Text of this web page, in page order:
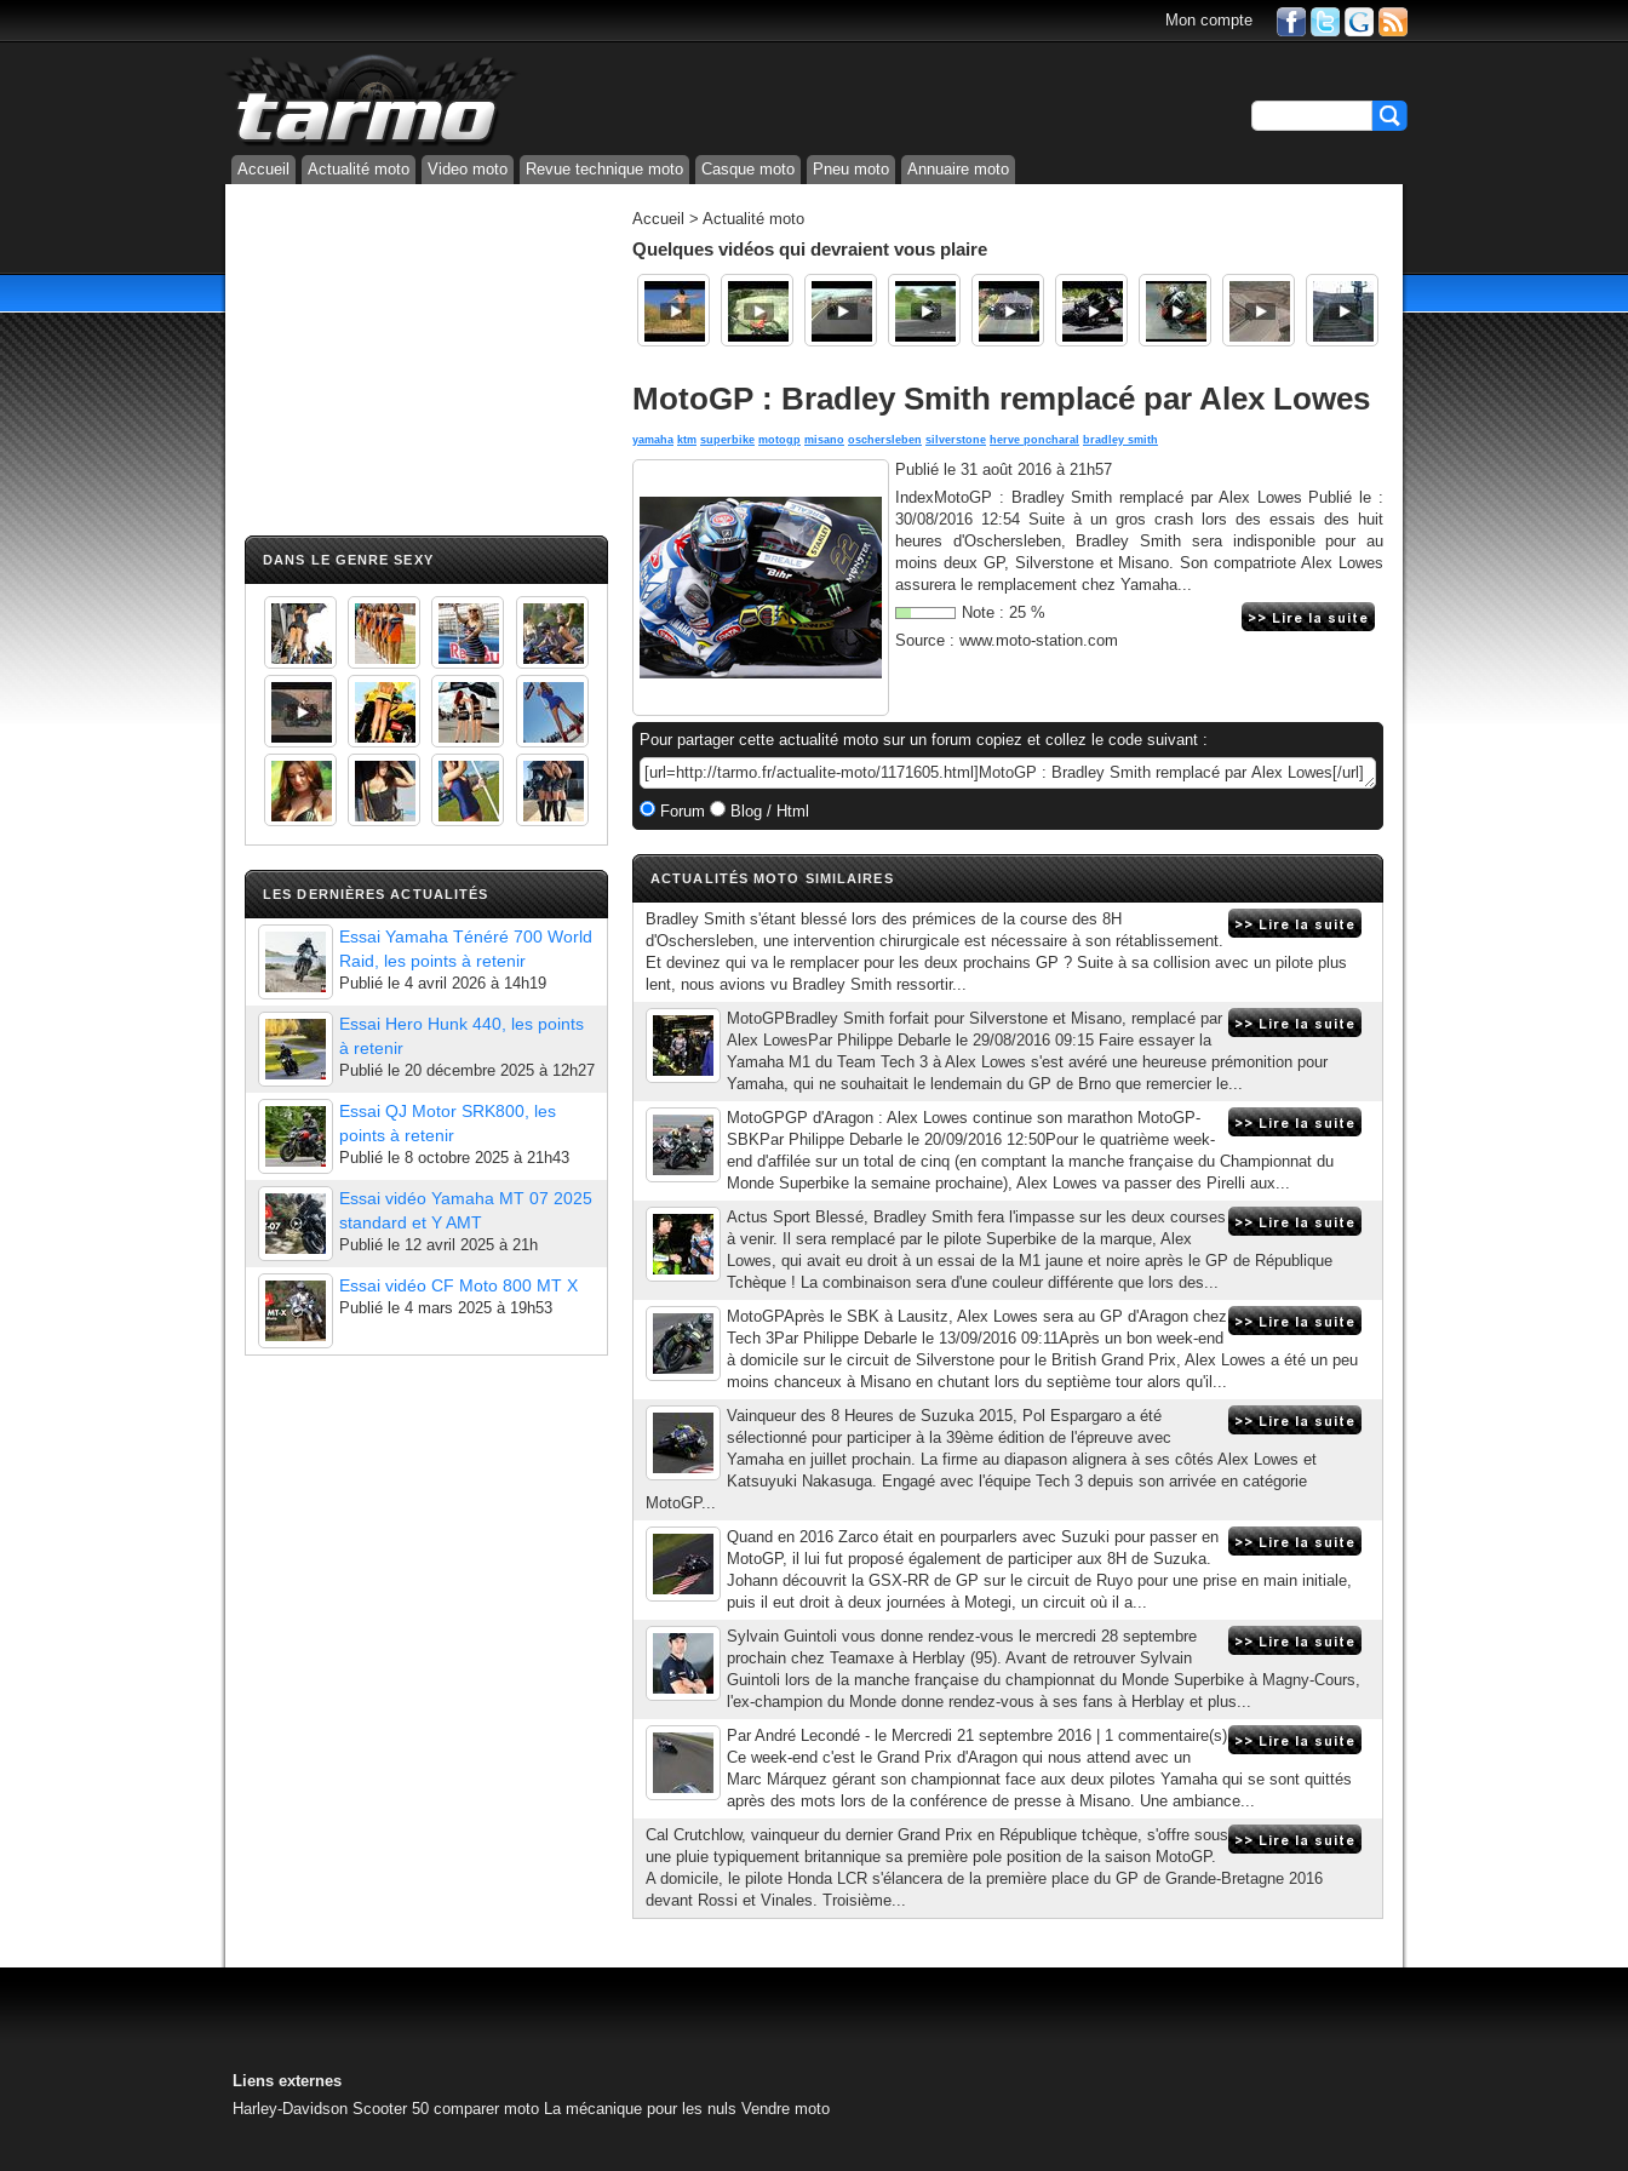
Mon compte
Accueil Actualité moto Video moto Revue technique moto Casque moto Pneu moto Annuaire moto
DANS LE GENRE SEXY
LES DERNIÈRES ACTUALITÉS
Essai Yamaha Ténéré 700 World
Raid, les points à retenir
Publié le 4 avril 2026 à 14h19
Essai Hero Hunk 440, les points
à retenir
Publié le 20 décembre 2025 à 12h27
Essai QJ Motor SRK800, les
points à retenir
Publié le 8 octobre 2025 à 21h43
Essai vidéo Yamaha MT 07 2025
standard et Y AMT
Publié le 12 avril 2025 à 21h
Essai vidéo CF Moto 800 MT X
Publié le 4 mars 2025 à 19h53
Accueil > Actualité moto
Quelques vidéos qui devraient vous plaire
MotoGP : Bradley Smith remplacé par Alex Lowes
yamaha ktm superbike motogp misano oschersleben silverstone herve poncharal bradley smith
Publié le 31 août 2016 à 21h57
IndexMotoGP : Bradley Smith remplacé par Alex Lowes Publié le :
30/08/2016 12:54 Suite à un gros crash lors des essais des huit
heures d'Oschersleben, Bradley Smith sera indisponible pour au
moins deux GP, Silverstone et Misano. Son compatriote Alex Lowes
assurera le remplacement chez Yamaha...
Note : 25 %
Source : www.moto-station.com
Pour partager cette actualité moto sur un forum copiez et collez le code suivant :
Forum Blog / Html
ACTUALITÉS MOTO SIMILAIRES
Bradley Smith s'étant blessé lors des prémices de la course des 8H
d'Oschersleben, une intervention chirurgicale est nécessaire à son rétablissement.
Et devinez qui va le remplacer pour les deux prochains GP ? Suite à sa collision avec un pilote plus
lent, nous avions vu Bradley Smith ressortir...
MotoGPBradley Smith forfait pour Silverstone et Misano, remplacé par
Alex LowesPar Philippe Debarle le 29/08/2016 09:15 Faire essayer la
Yamaha M1 du Team Tech 3 à Alex Lowes s'est avéré une heureuse prémonition pour
Yamaha, qui ne souhaitait le lendemain du GP de Brno que remercier le...
MotoGPGP d'Aragon : Alex Lowes continue son marathon MotoGP-
SBKPar Philippe Debarle le 20/09/2016 12:50Pour le quatrième week-
end d'affilée sur un total de cinq (en comptant la manche française du Championnat du
Monde Superbike la semaine prochaine), Alex Lowes va passer des Pirelli aux...
Actus Sport Blessé, Bradley Smith fera l'impasse sur les deux courses
à venir. Il sera remplacé par le pilote Superbike de la marque, Alex
Lowes, qui avait eu droit à un essai de la M1 jaune et noire après le GP de République
Tchèque ! La combinaison sera d'une couleur différente que lors des...
MotoGPAprès le SBK à Lausitz, Alex Lowes sera au GP d'Aragon chez
Tech 3Par Philippe Debarle le 13/09/2016 09:11Après un bon week-end
à domicile sur le circuit de Silverstone pour le British Grand Prix, Alex Lowes a été un peu
moins chanceux à Misano en chutant lors du septième tour alors qu'il...
Vainqueur des 8 Heures de Suzuka 2015, Pol Espargaro a été
sélectionné pour participer à la 39ème édition de l'épreuve avec
Yamaha en juillet prochain. La firme au diapason alignera à ses côtés Alex Lowes et
Katsuyuki Nakasuga. Engagé avec l'équipe Tech 3 depuis son arrivée en catégorie
MotoGP...
Quand en 2016 Zarco était en pourparlers avec Suzuki pour passer en
MotoGP, il lui fut proposé également de participer aux 8H de Suzuka.
Johann découvrit la GSX-RR de GP sur le circuit de Ruyo pour une prise en main initiale,
puis il eut droit à deux journées à Motegi, un circuit où il a...
Sylvain Guintoli vous donne rendez-vous le mercredi 28 septembre
prochain chez Teamaxe à Herblay (95). Avant de retrouver Sylvain
Guintoli lors de la manche française du championnat du Monde Superbike à Magny-Cours,
l'ex-champion du Monde donne rendez-vous à ses fans à Herblay et plus...
Par André Lecondé - le Mercredi 21 septembre 2016 | 1 commentaire(s)
Ce week-end c'est le Grand Prix d'Aragon qui nous attend avec un
Marc Márquez gérant son championnat face aux deux pilotes Yamaha qui se sont quittés
après des mots lors de la conférence de presse à Misano. Une ambiance...
Cal Crutchlow, vainqueur du dernier Grand Prix en République tchèque, s'offre sous
une pluie typiquement britannique sa première pole position de la saison MotoGP.
A domicile, le pilote Honda LCR s'élancera de la première place du GP de Grande-Bretagne 2016
devant Rossi et Vinales. Troisième...
Liens externes
Harley-Davidson Scooter 50 comparer moto La mécanique pour les nuls Vendre moto